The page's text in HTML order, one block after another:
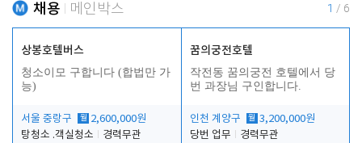
채용 메인박스 1 / 6
상봉호텔버스
청소이모 구합니다 (합법만 가
능)
서울 중랑구 월 2,600,000원
탕청소 .객실청소
경력무관
꿈의궁전호텔
작전동 꿈의궁전 호텔에서 당
번 과장님 구인합니다.
인천 계양구 월 3,200,000원
당번 업무
경력무관